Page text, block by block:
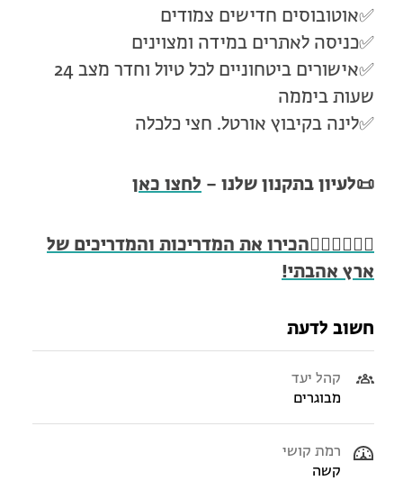
✅אוטובוסים חדישים צמודים
✅כניסה לאתרים במידה ומצוינים
✅אישורים ביטחוניים לכל טיול וחדר מצב 24
שעות ביממה
✅לינה בקיבוץ אורטל. חצי כלכלה
📜לעיון בתקנון שלנו – לחצו כאן
🧍🏻‍♂️🧍🏾‍♀️הכירו את המדריכות והמדריכים של
ארץ אהבתי!
חשוב לדעת
קהל יעד
מבוגרים
רמת קושי
קשה